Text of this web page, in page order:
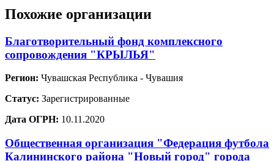
Похожие организации
Благотворительный фонд комплексного
сопровождения "КРЫЛЬЯ"
Регион: Чувашская Республика - Чувашия
Статус: Зарегистрированные
Дата ОГРН: 10.11.2020
Общественная организация "Федерация футбола
Калининского района "Новый город" города